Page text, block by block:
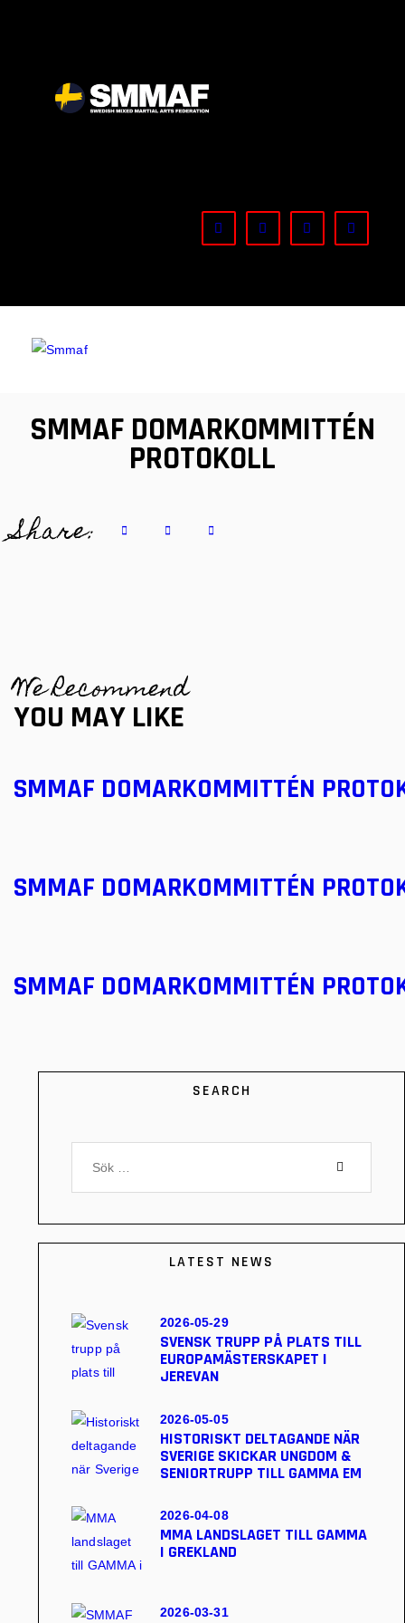
SMMAF DOMARKOMMITTÉN
PROTOKOLL
Swedish Mixed Martial Arts Federation
REGELVERK
Share:
We Recommend
YOU MAY LIKE
SMMAF DOMARKOMMITTÉN
SMMAF DOMARKOMMITTÉN
SMMAF DOMARKOMMITTÉN
SEARCH
LATEST NEWS
SVENSK TRUPP PÅ PLATS TILL
EUROPAMÄSTERSKAPET I
JEREVAN
2026-05-29
HISTORISKT DELTAGANDE NÄR
SVERIGE SKICKAR UNGDOM &
SENIORTRUPP TILL GAMMA EM
2026-05-05
MMA LANDSLAGET TILL GAMMA
I GREKLAND
2026-04-08
2026-03-31